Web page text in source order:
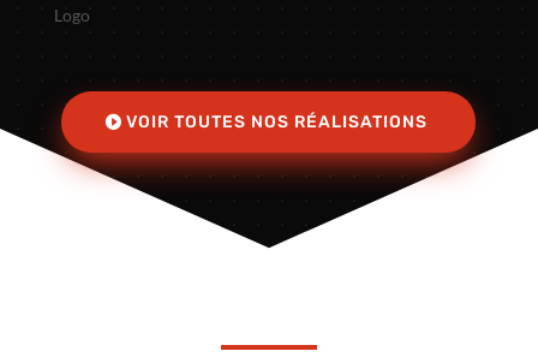
Logo
VOIR TOUTES NOS RÉALISATIONS